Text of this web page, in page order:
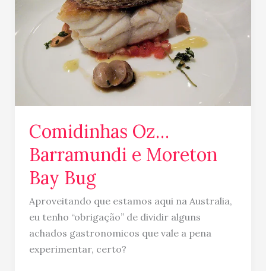
Comidinhas Oz…
Barramundi e Moreton
Bay Bug
Aproveitando que estamos aqui na Australia,
eu tenho “obrigação” de dividir alguns
achados gastronomicos que vale a pena
experimentar, certo?
Barramundi
Moreton